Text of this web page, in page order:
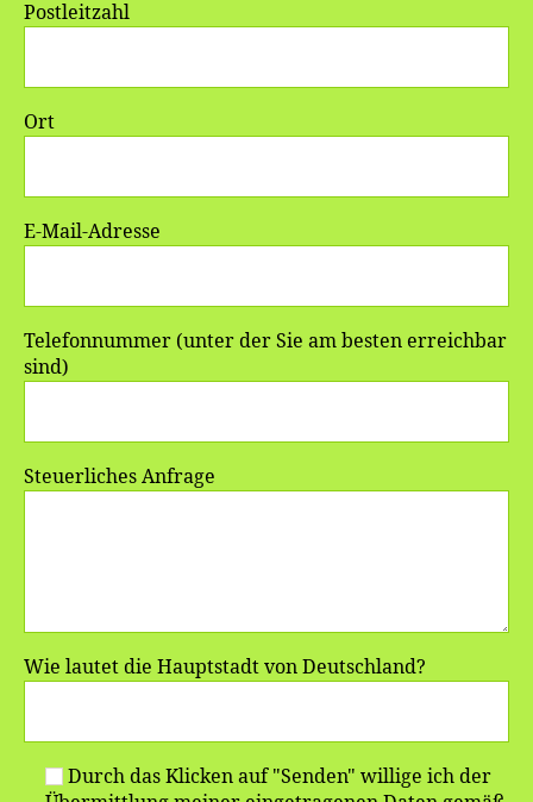
Postleitzahl
Ort
E-Mail-Adresse
Telefonnummer (unter der Sie am besten erreichbar
sind)
Steuerliches Anfrage
Wie lautet die Hauptstadt von Deutschland?
Durch das Klicken auf "Senden" willige ich der